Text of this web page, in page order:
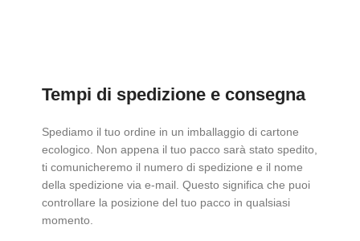
Tempi di spedizione e consegna
Spediamo il tuo ordine in un imballaggio di cartone
ecologico. Non appena il tuo pacco sarà stato spedito,
ti comunicheremo il numero di spedizione e il nome
della spedizione via e-mail. Questo significa che puoi
controllare la posizione del tuo pacco in qualsiasi
momento.